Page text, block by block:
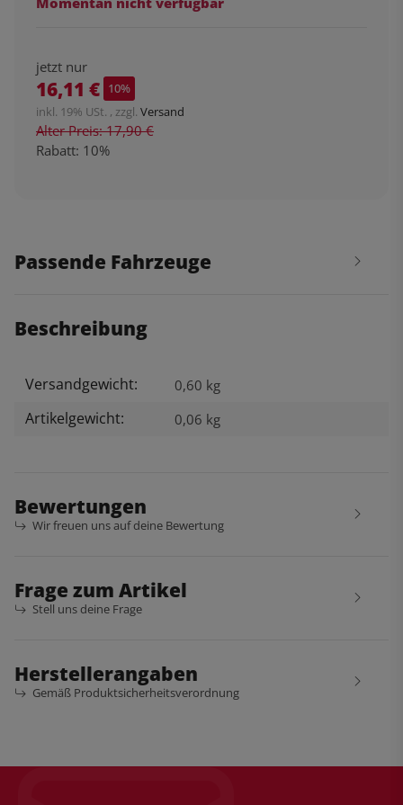
jetzt nur
16,11 € 10%
inkl. 19% USt. , zzgl. Versand
Alter Preis: 17,90 €
Rabatt: 10%
Passende Fahrzeuge
Beschreibung
Produkteigenschaft
Wert
Versandgewicht: 0,60 kg
Artikelgewicht: 0,06 kg
Bewertungen
Wir freuen uns auf deine Bewertung
Frage zum Artikel
Stell uns deine Frage
Herstellerangaben
Gemäß Produktsicherheitsverordnung